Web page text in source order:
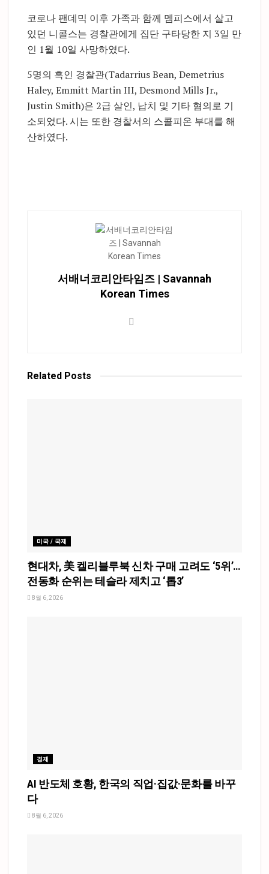
코로나 팬데믹 이후 가족과 함께 멤피스에서 살고
있던 니콜스는 경찰관에게 집단 구타당한 지 3일 만
인 1월 10일 사망하였다.
5명의 흑인 경찰관(Tadarrius Bean, Demetrius
Haley, Emmitt Martin III, Desmond Mills Jr.,
Justin Smith)은 2급 살인, 납치 및 기타 혐의로 기
소되었다. 시는 또한 경찰서의 스콜피온 부대를 해
산하였다.
서배너코리안타임즈 | Savannah
Korean Times
Related Posts
미국 / 국제
현대차, 美 켈리블루북 신차 구매 고려도 ‘5위’…
전동화 순위는 테슬라 제치고 ‘톱3’
8월 6, 2026
경제
AI 반도체 호황, 한국의 직업·집값·문화를 바꾸
다
8월 6, 2026